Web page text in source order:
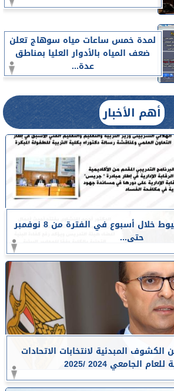
لمدة خمس ساعات مياه سوهاج تعلن
ضعف المياه بالأدوار العليا بمناطق
عدة...
أهم الأخبار
أبرز أخبار جامعة أسيوط خلال أسبوع في الفترة من 8 نوفمبر
حتى...
المبدئية لانتخابات الاتحادات
الجامعي 2024 /2025